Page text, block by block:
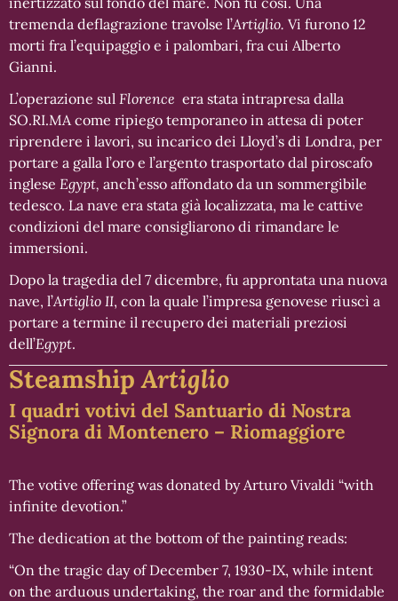
tremenda deflagrazione travolse l’Artiglio. Vi furono 12
morti fra l’equipaggio e i palombari, fra cui Alberto
Gianni.
L’operazione sul Florence era stata intrapresa dalla
SO.RI.MA come ripiego temporaneo in attesa di poter
riprendere i lavori, su incarico dei Lloyd’s di Londra, per
portare a galla l’oro e l’argento trasportato dal piroscafo
inglese Egypt, anch’esso affondato da un sommergibile
tedesco. La nave era stata già localizzata, ma le cattive
condizioni del mare consigliarono di rimandare le
immersioni.
Dopo la tragedia del 7 dicembre, fu approntata una nuova
nave, l’Artiglio II, con la quale l’impresa genovese riuscì a
portare a termine il recupero dei materiali preziosi
dell’Egypt.
SteamshipArtiglio
I quadri votivi del Santuario di Nostra
Signora di Montenero – Riomaggiore
The votive offering was donated by Arturo Vivaldi “with
infinite devotion.”
The dedication at the bottom of the painting reads:
“On the tragic day of December 7, 1930-IX, while intent
on the arduous undertaking, the roar and the formidable